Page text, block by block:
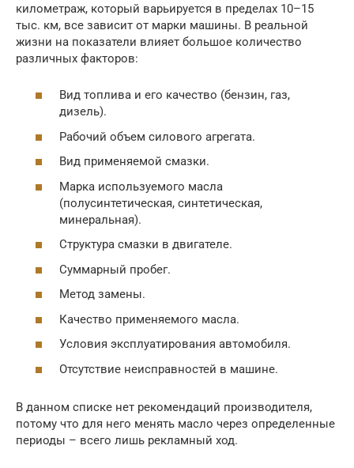
километраж, который варьируется в пределах 10–15
тыс. км, все зависит от марки машины. В реальной
жизни на показатели влияет большое количество
различных факторов:
Вид топлива и его качество (бензин, газ,
дизель).
Рабочий объем силового агрегата.
Вид применяемой смазки.
Марка используемого масла
(полусинтетическая, синтетическая,
минеральная).
Структура смазки в двигателе.
Суммарный пробег.
Метод замены.
Качество применяемого масла.
Условия эксплуатирования автомобиля.
Отсутствие неисправностей в машине.
В данном списке нет рекомендаций производителя,
потому что для него менять масло через определенные
периоды – всего лишь рекламный ход.